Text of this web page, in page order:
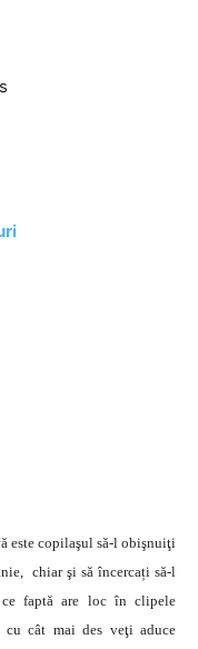
este copilaşul să-l obişnuiţi
chiar şi să încercați să-l
faptă are loc în clipele
cât mai des veţi aduce